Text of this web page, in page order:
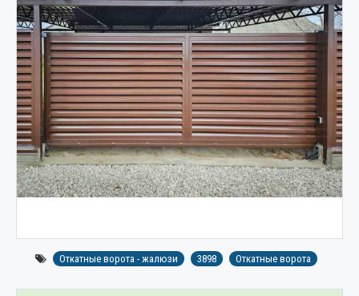
Откатные ворота - жалюзи 3898 Откатные ворота